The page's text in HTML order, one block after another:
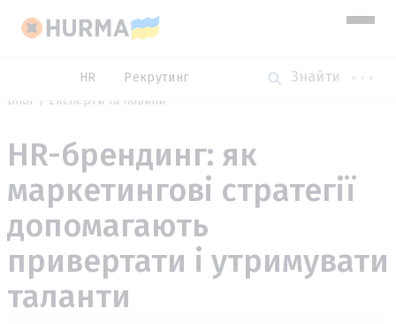
HR
Рекрутинг
Блог
Експерти та новини
HR-брендинг: як
маркетингові стратегії
допомагають
привертати і утримувати
таланти